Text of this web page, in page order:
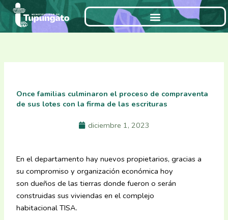
Ir
contenido
Once familias culminaron el proceso de compraventa
de sus lotes con la firma de las escrituras
diciembre 1, 2023
En el departamento hay nuevos propietarios, gracias a
su compromiso y organización económica hoy
son dueños de las tierras donde fueron o serán
construidas sus viviendas en el complejo
habitacional TISA.